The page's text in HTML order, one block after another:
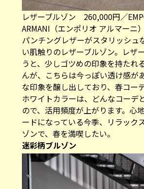
レザーブルゾン 260,000円／
ARMANI（エンポリオ アルマーニ）
パンチングレザーがスタリッシュ
い肌触りのレザーブルゾン。レザ
うと、少しゴツめの印象を持たれ
んが、こちらは今っぽい透け感が
な印象を醸し出しており、春コー
ホワイトカラーは、どんなコーデ
ので、活用頻度が上がります。心
ードになっている今季、リラック
ゾンで、春を満喫したい。
迷彩柄ブルゾン